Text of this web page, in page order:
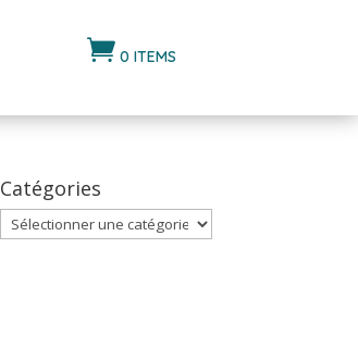
 0 ITEMS
Catégories
Catégories